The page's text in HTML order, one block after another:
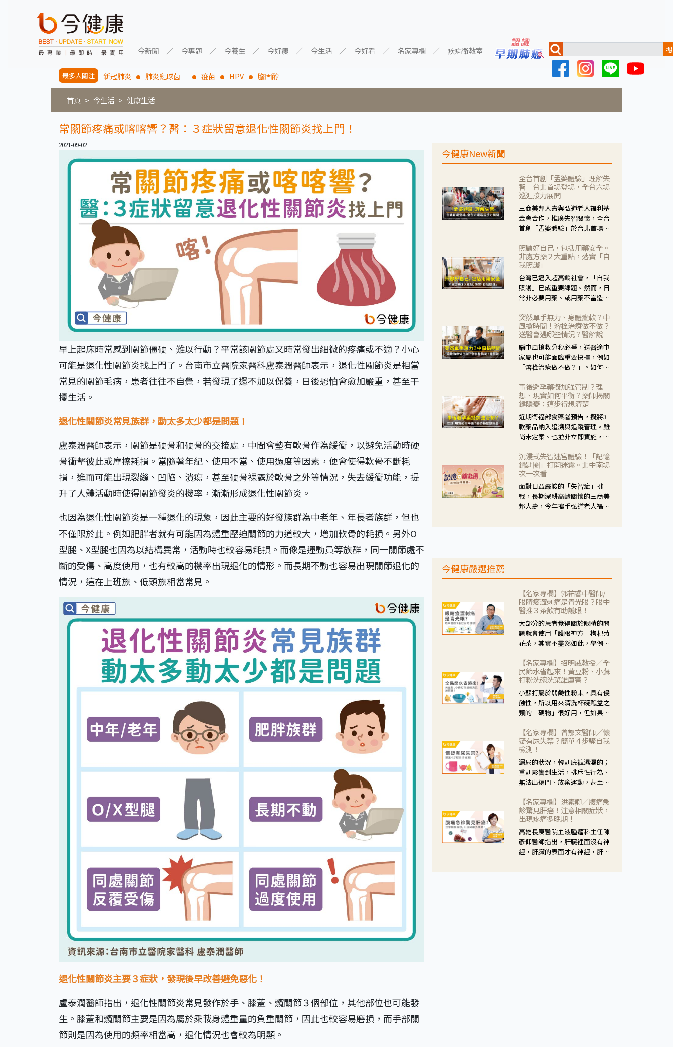
今新聞 今專題 今養生 今好瘦 今生活 今好看 名家專欄 疾病衛教室
最多人關注 新冠肺炎 肺炎鏈球菌 疫苗 HPV 膽固醇
首頁 今生活 健康生活
常關節疼痛或喀喀響？醫：３症狀留意退化性關節炎找上門！
2021-09-02
早上起床時常感到關節僵硬、難以行動？平常該關節處又時常發出細微的疼痛或不適？小心
可能是退化性關節炎找上門了。台南市立醫院家醫科盧泰潤醫師表示，退化性關節炎是相當
常見的關節毛病，患者往往不自覺，若發現了還不加以保養，日後恐怕會愈加嚴重，甚至干
擾生活。
退化性關節炎常見族群，動太多太少都是問題！
盧泰潤醫師表示，關節是硬骨和硬骨的交接處，中間會墊有軟骨作為緩衝，以避免活動時硬
骨衝擊彼此或摩擦耗損。當隨著年紀、使用不當、使用過度等因素，便會使得軟骨不斷耗
損，進而可能出現裂縫、凹陷、潰瘍，甚至硬骨裸露於軟骨之外等情況，失去緩衝功能，提
升了人體活動時使得關節發炎的機率，漸漸形成退化性關節炎。
也因為退化性關節炎是一種退化的現象，因此主要的好發族群為中老年、年長者族群，但也
不僅限於此。例如肥胖者就有可能因為體重壓迫關節的力道較大，增加軟骨的耗損。另外O
型腿、X型腿也因為以結構異常，活動時也較容易耗損。而像是運動員等族群，同一關節處不
斷的受傷、高度使用，也有較高的機率出現退化的情形。而長期不動也容易出現關節退化的
情況，這在上班族、低頭族相當常見。
退化性關節炎主要３症狀，發現後早改善避免惡化！
盧泰潤醫師指出，退化性關節炎常見發作於手、膝蓋、髖關節３個部位，其他部位也可能發
生。膝蓋和髖關節主要是因為屬於乘載身體重量的負重關節，因此也較容易磨損，而手部關
節則是因為使用的頻率相當高，退化情況也會較為明顯。
今健康New新聞
全台首創「孟婆體驗」理解失
智 台北首場登場，全台六場
巡迴接力展開
三商美邦人壽與弘道老人福利基
金會合作，推廣失智關懷，全台
首創「孟婆體驗」於台北首場實
模式，用結合情境互動等豐富活
動，將抽象的失智轉化為可感
受、可討論的生活情境，並引導
民眾在家人開始出現改變時，以
理解取代責備、以耐心回應不
安。
照顧好自己，包括用藥安全。
非處方藥２大重點，落實「自
我照護」
台灣已邁入超高齡社會，「自我
照護」已成重要課題。然而，日
常非必要用藥、或用藥不當造成
在重要。社團法人台灣自我照護
產業協會 提出「非處方藥正確使
用」與「藥師給力」，鼓勵民眾
建立安全且正確的自我照護習
慣。
突然單手無力、身體癱軟？中
風搶時間！溶栓治療做不做？
送醫會遇哪些情況？醫解說
腦中風搶救分秒必爭，送醫途中
家屬也可能面臨重要抉擇，例如
「溶栓治療做不做？」。如何搶
會理事長陳龍醫師解說！
事後避孕藥擬加強管制？理
想、現實如何平衡？藥師揭關
鍵隱憂：這步得想清楚
近期衛福部食藥署預告，擬將3
款藥品納入追溯與追蹤管理。雖
尚未定案、也並非立即實施，不
人杰藥師表示，這三款藥物目
的、作用、風險各有不同，管制
與否所帶來的後許影響也不同，
可先了解其特性。
沉浸式失智迷宮體驗！「記憶
鑰匙圈」打開迷霧。北中南場
次一次看
面對日益嚴峻的「失智症」挑
戰，長期深耕高齡關懷的三商美
邦人壽，今年攜手弘道老人福利
生活挑戰。
今健康嚴選推薦
【名家專欄】郭祐睿中醫師/
眼睛痠澀刺痛是青光眼？眼中
醫推３茶飲有助護眼！
大部分的患者覺得關於眼睛的問
題就會使用「護眼神方」枸杞菊
花茶，其實不盡然如此，舉例來
紅、眼睛痛、眼屎多而且顏色
黃，當然就可以使用枸杞菊花
茶，但是枸杞的劑量要少，菊花
的劑量要多；若是有以上症狀以
外，眼睛還會有灼熱感，眼屎多
到會「牽絲」，也就是水樣分泌
了，這時候就要使用菊花、金銀
花來治療；假如單純的眼睛乾
澀，結膜沒有紅，眼睛周圍沒有
眼屎，這種情況是屬於「陰
虛」，就可以使用枸杞、蓮藕、
麥門冬、山藥等比較滋潤的藥
【名家專欄】招明威教授／全
民節水省起來！黃豆粉、小蘇
打粉洗碗洗菜誰厲害？
小蘇打屬於弱鹼性粉末，具有侵
蝕性，所以用來清洗杯碗瓢盆之
類的「硬物」很好用，但如果用
特別注意用法用量，使用過多或
是浸泡太久，容易腐蝕蔬菜的纖
維，讓菜軟掉不清脆。
【名家專欄】曾郁文醫師／懷
疑有尿失禁？簡單４步驟自我
檢測！
漏尿的狀況，輕則底褲濕濕的；
重則影響到生活，排斥性行為、
無法出遠門、放棄運動，甚至怕
禁」的症狀，長期下來不敢與朋
友往來，低潮陰霾造成憂鬱症。
【名家專欄】洪素卿／腹痛急
診驚見肝癌！注意相關症狀，
出現疼痛多晚期！
高雄長庚醫院血液腫瘤科主任陳
彥仰醫師指出，肝臟裡面沒有神
經，肝臟的表面才有神經，肝臟